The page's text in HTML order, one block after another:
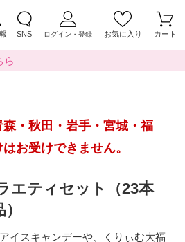
SNS ログイン・登録 お気に入り カート
ら
・秋田・岩手・宮城・福
お受けできません。
エティセット（23本
イスキャンデーや、くりぃむ大福